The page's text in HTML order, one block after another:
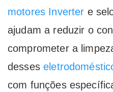
motores Inverter e
ajudam a reduzir o
comprometer a
desses
com funções